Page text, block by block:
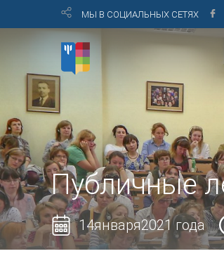
МЫ В СОЦИАЛЬНЫХ СЕТЯХ
Публичные
14января2021 года